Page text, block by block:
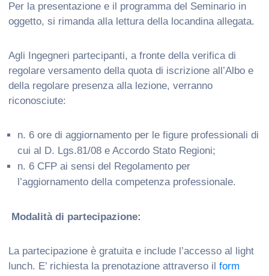
Per la presentazione e il programma del Seminario in
oggetto, si rimanda alla lettura della locandina allegata.
Agli Ingegneri partecipanti, a fronte della verifica di
regolare versamento della quota di iscrizione all’Albo e
della regolare presenza alla lezione, verranno
riconosciute:
n. 6 ore di aggiornamento per le figure professionali di
cui al D. Lgs.81/08 e Accordo Stato Regioni;
n. 6 CFP ai sensi del Regolamento per
l’aggiornamento della competenza professionale.
Modalità di partecipazione:
La partecipazione è gratuita e include l’accesso al light
lunch. E’ richiesta la prenotazione attraverso il form